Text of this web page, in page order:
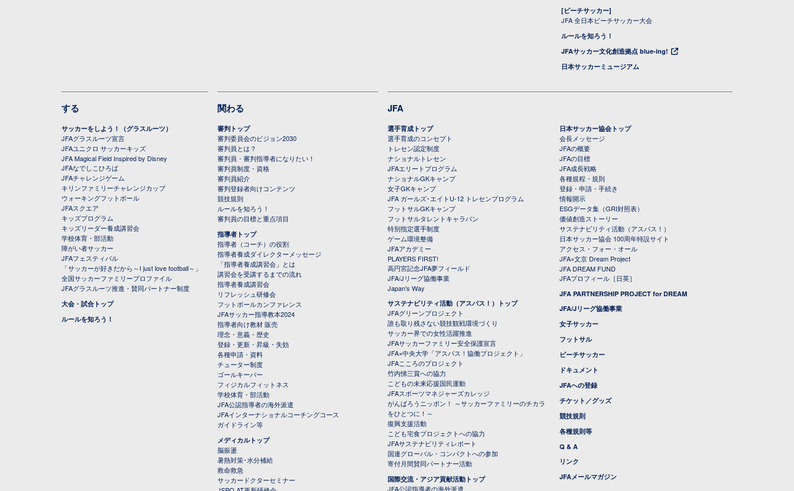
[ビーチサッカー]
JFA 全日本ビーチサッカー大会
ルールを知ろう！
JFAサッカー文化創造拠点 blue-ing!
日本サッカーミュージアム
する
サッカーをしよう！（グラスルーツ）
JFAグラスルーツ宣言
JFAユニクロ サッカーキッズ
JFA Magical Field Inspired by Disney
JFAなでしこひろば
JFAチャレンジゲーム
キリンファミリーチャレンジカップ
ウォーキングフットボール
JFAスクエア
キッズプログラム
キッズリーダー養成講習会
学校体育・部活動
障がい者サッカー
JFAフェスティバル
「サッカーが好きだから～I just love football～」
全国サッカーファミリープロファイル
JFAグラスルーツ推進・賛同パートナー制度
大会・試合トップ
ルールを知ろう！
関わる
審判トップ
審判委員会のビジョン2030
審判員とは？
審判員・審判指導者になりたい！
審判員制度・資格
審判員紹介
審判登録者向けコンテンツ
競技規則
ルールを知ろう！
審判員の目標と重点項目
指導者トップ
指導者（コーチ）の役割
指導者養成ダイレクターメッセージ
「指導者養成講習会」とは
講習会を受講するまでの流れ
指導者養成講習会
リフレッシュ研修会
フットボールカンファレンス
JFAサッカー指導教本2024
指導者向け教材 販売
理念・意義・歴史
登録・更新・昇級・失効
各種申請・資料
チューター制度
ゴールキーパー
フィジカルフィットネス
学校体育・部活動
JFA公認指導者の海外派遣
JFAインターナショナルコーチングコース
ガイドライン等
メディカルトップ
脳振盪
暑熱対策･水分補給
救命救急
サッカードクターセミナー
JFA
選手育成トップ
選手育成のコンセプト
トレセン認定制度
ナショナルトレセン
JFAエリートプログラム
ナショナルGKキャンプ
女子GKキャンプ
JFA ガールズ･エイトU-12 トレセンプログラム
フットサルGKキャンプ
フットサルタレントキャラバン
特別指定選手制度
ゲーム環境整備
JFAアカデミー
PLAYERS FIRST!
高円宮記念JFA夢フィールド
JFA/Jリーグ協働事業
Japan's Way
サステナビリティ活動（アスパス！）トップ
JFAグリーンプロジェクト
誰も取り残さない競技観戦環境づくり
サッカー界での女性活躍推進
JFAサッカーファミリー安全保護宣言
JFA×中央大学「アスパス！協働プロジェクト」
JFAこころのプロジェクト
竹内悌三賞への協力
こどもの未来応援国民運動
JFAスポーツマネジャーズカレッジ
がんばろうニッポン！ ～サッカーファミリーのチカラ
をひとつに！～
復興支援活動
こども宅食プロジェクトへの協力
JFAサステナビリティレポート
国連グローバル・コンパクトへの参加
寄付月間賛同パートナー活動
国際交流・アジア貢献活動トップ
JFA公認指導者の海外派遣
日本サッカー協会トップ
会長メッセージ
JFAの概要
JFAの目標
JFA成長戦略
各種規程・規則
登録・申請・手続き
情報開示
ESGデータ集（GRI対照表）
価値創造ストーリー
サステナビリティ活動（アスパス！）
日本サッカー協会 100周年特設サイト
アクセス・フォー・オール
JFA×文京 Dream Project
JFA DREAM FUND
JFAプロフィール［日英］
JFA PARTNERSHIP PROJECT for DREAM
JFA/Jリーグ協働事業
女子サッカー
フットサル
ビーチサッカー
ドキュメント
JFAへの登録
チケット／グッズ
競技規則
各種規則等
Q & A
リンク
JFAメールマガジン